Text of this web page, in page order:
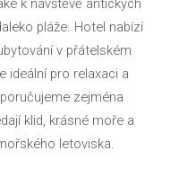
k návštěvě antických
pláže. Hotel nabízí
v přátelském
ideální pro relaxaci a
zejména
klid, krásné moře a
letoviska.